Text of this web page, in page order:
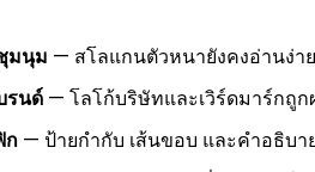
มนุม — สโลแกนตัวหนายังคงอ่านง่
รนด์ — โลโก้บริษัทและเวิร์ดมาร์กถู
ก — ป้ายกำกับ เส้นขอบ และคำอธิบ